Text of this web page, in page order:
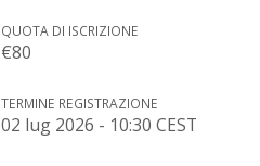
QUOTA DI ISCRIZIONE
€80
TERMINE REGISTRAZIONE
02 lug 2026 - 10:30 CEST